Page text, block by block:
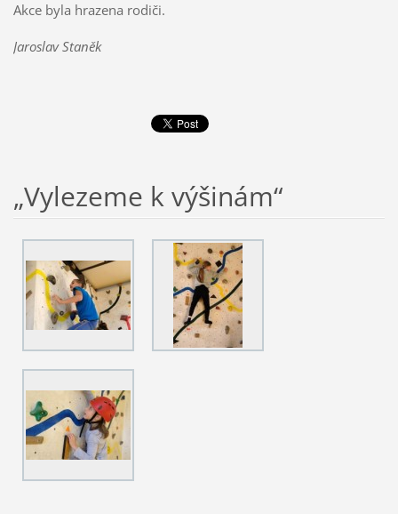
Akce byla hrazena rodiči.
Jaroslav Staněk
„Vylezeme k výšinám“